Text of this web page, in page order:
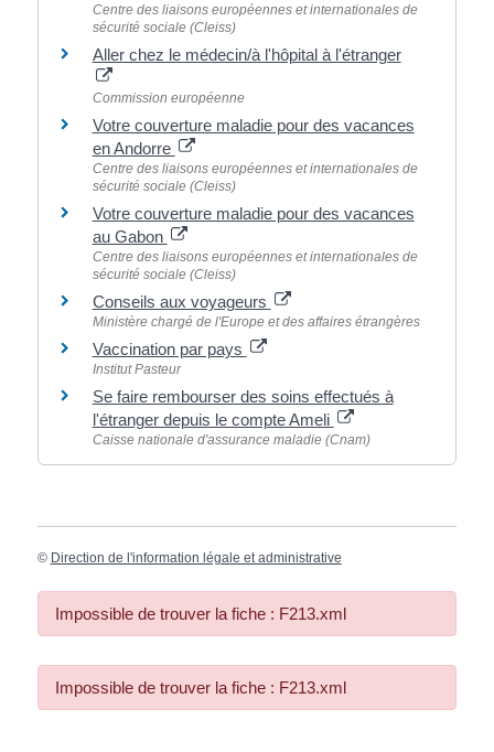
Centre des liaisons européennes et internationales de
sécurité sociale (Cleiss)
Aller chez le médecin/à l'hôpital à l'étranger
Commission européenne
Votre couverture maladie pour des vacances
en Andorre
Centre des liaisons européennes et internationales de
sécurité sociale (Cleiss)
Votre couverture maladie pour des vacances
au Gabon
Centre des liaisons européennes et internationales de
sécurité sociale (Cleiss)
Conseils aux voyageurs
Ministère chargé de l'Europe et des affaires étrangères
Vaccination par pays
Institut Pasteur
Se faire rembourser des soins effectués à
l'étranger depuis le compte Ameli
Caisse nationale d'assurance maladie (Cnam)
© Direction de l'information légale et administrative
Impossible de trouver la fiche : F213.xml
Impossible de trouver la fiche : F213.xml